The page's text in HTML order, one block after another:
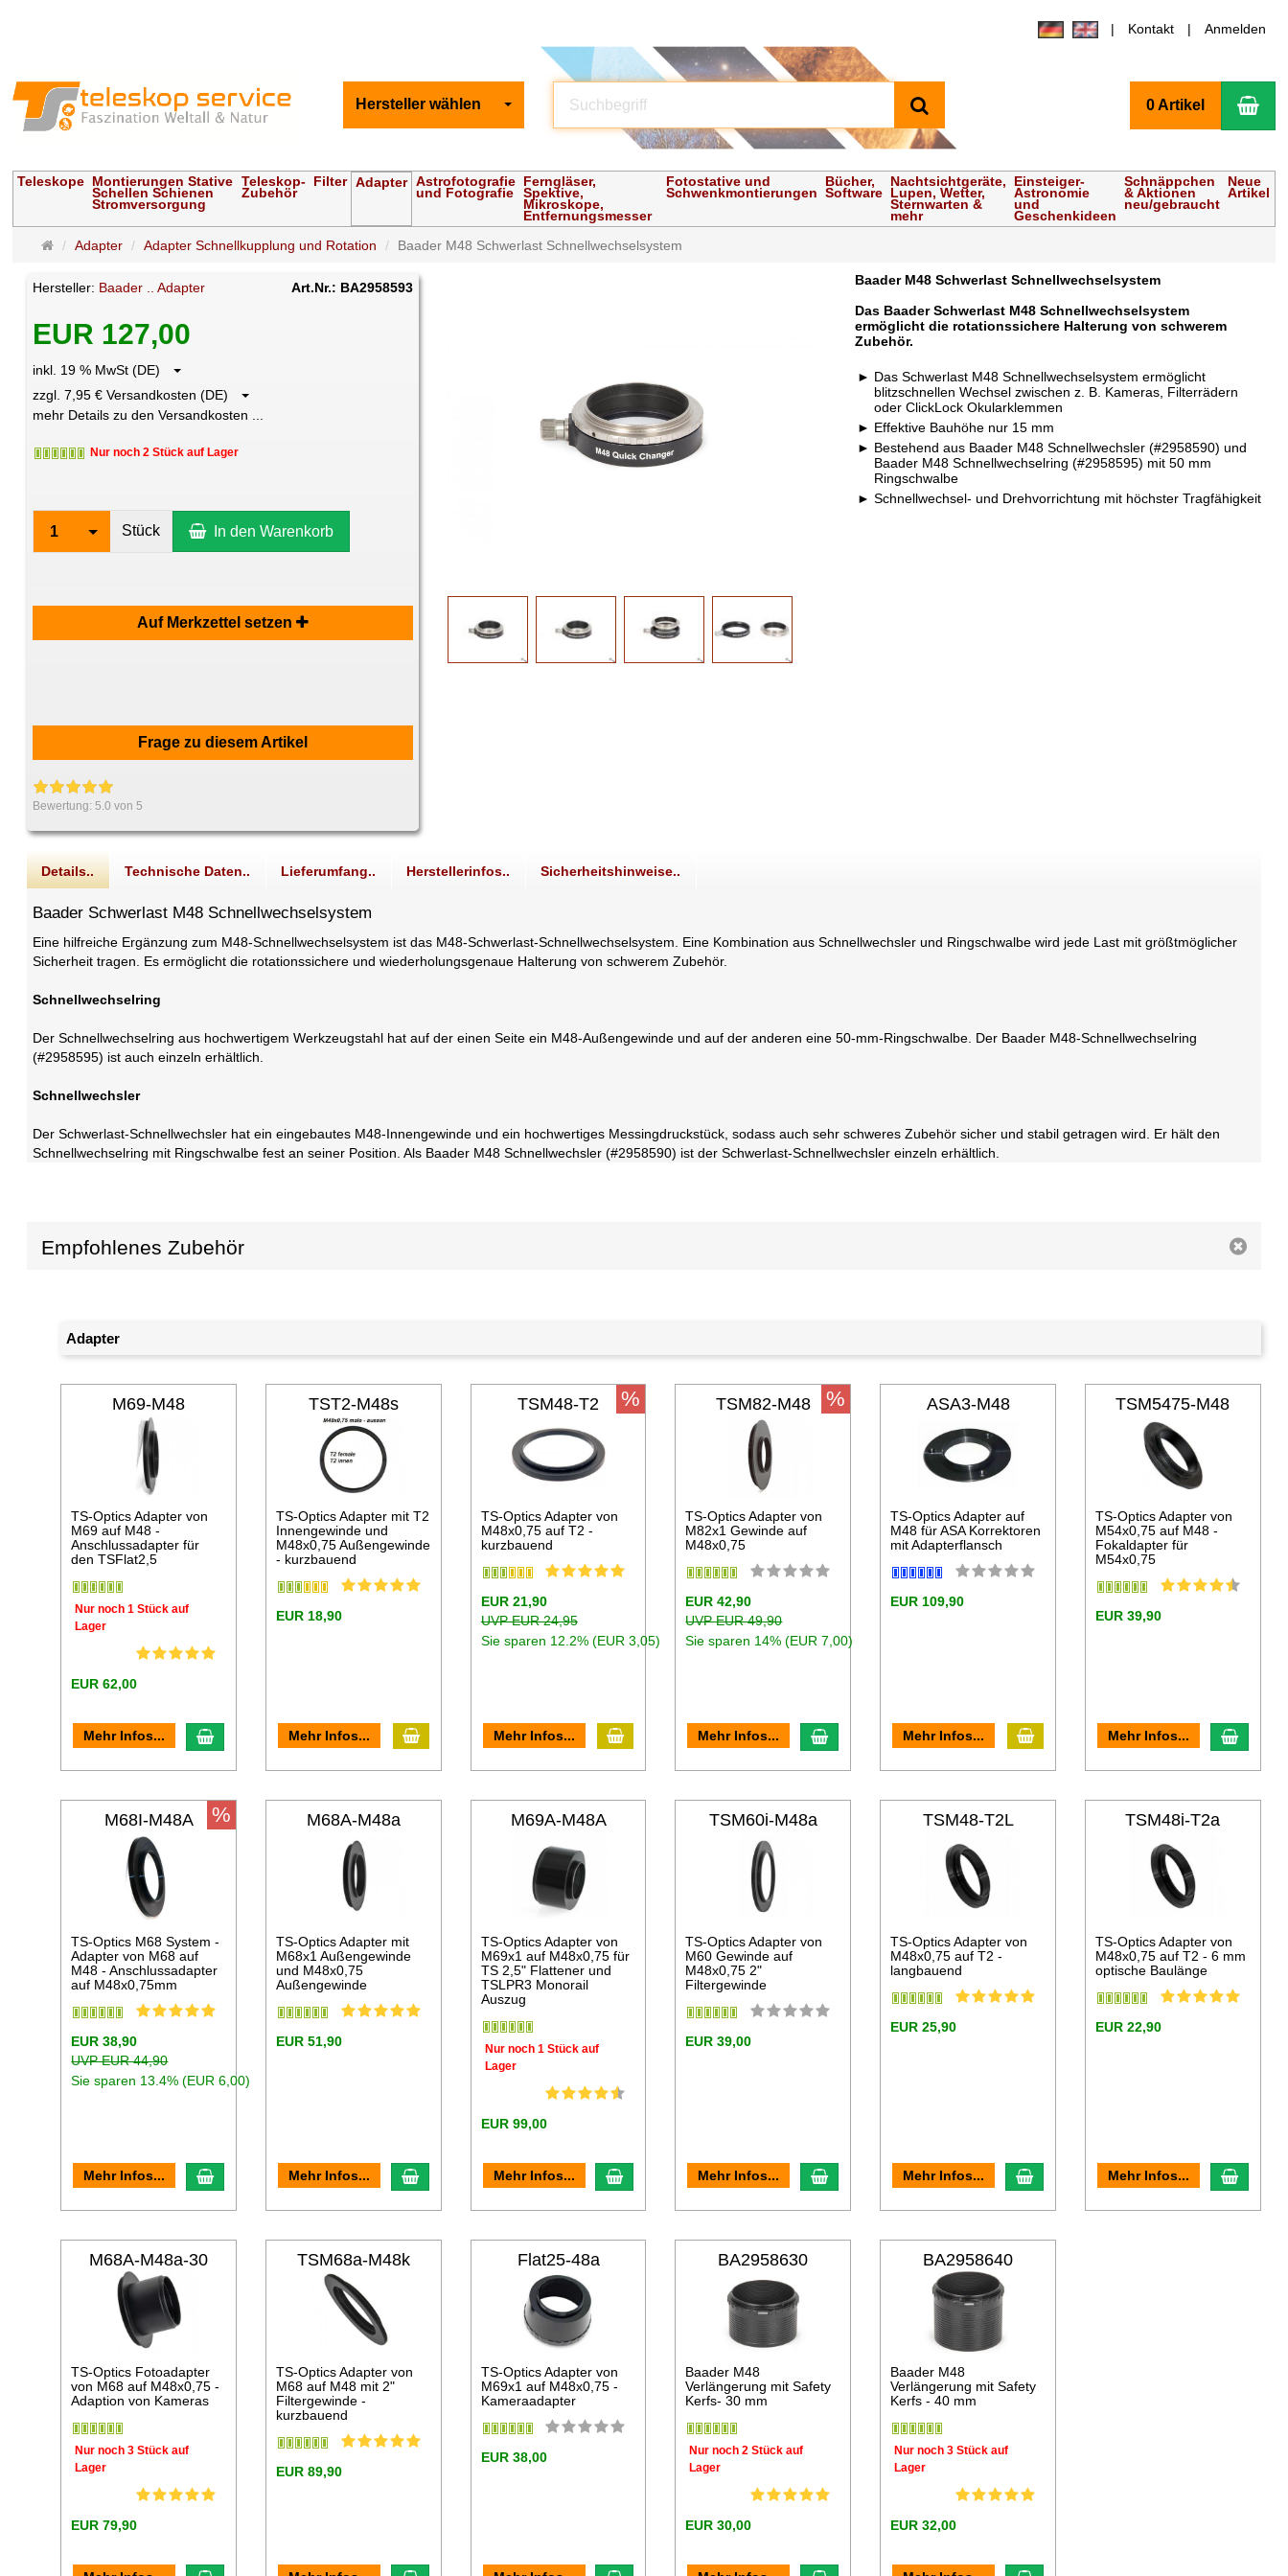
Kontakt Anmelden
Hersteller wählen 0 Artikel
Teleskope Montierungen Stative
Schellen Schienen
Stromversorgung
Teleskop-
Zubehör
Filter Adapter Astrofotografie
und Fotografie
Ferngläser,
Spektive,
Mikroskope,
Entfernungsmesser
Fotostative und
Schwenkmontierungen
Bücher,
Software
Nachtsichtgeräte,
Lupen, Wetter,
Sternwarten &
mehr
Einsteiger-
Astronomie
und
Geschenkideen
Schnäppchen
& Aktionen
neu/gebraucht
Neue
Artikel
Startseite
Adapter Adapter Schnellkupplung und Rotation Baader M48 Schwerlast Schnellwechselsystem
Hersteller: Baader .. Adapter Art.Nr.: BA2958593
EUR 127,00
inkl. 19 % MwSt (DE)
zzgl. 7,95 € Versandkosten (DE)
mehr Details zu den Versandkosten ...
Nur noch 2 Stück auf Lager
1 Stück In den Warenkorb
Auf Merkzettel setzen
Frage zu diesem Artikel
Bewertung:5.0 von 5
Baader M48 Schwerlast Schnellwechselsystem
Das Baader Schwerlast M48 Schnellwechselsystem
ermöglicht die rotationssichere Halterung von schwerem
Zubehör.
Das Schwerlast M48 Schnellwechselsystem ermöglicht
blitzschnellen Wechsel zwischen z. B. Kameras, Filterrädern
oder ClickLock Okularklemmen
Effektive Bauhöhe nur 15 mm
Bestehend aus Baader M48 Schnellwechsler (#2958590) und
Baader M48 Schnellwechselring (#2958595) mit 50 mm
Ringschwalbe
Schnellwechsel- und Drehvorrichtung mit höchster Tragfähigkeit
Details.. Technische Daten.. Lieferumfang.. Herstellerinfos.. Sicherheitshinweise..
Baader Schwerlast M48 Schnellwechselsystem
Eine hilfreiche Ergänzung zum M48-Schnellwechselsystem ist das M48-Schwerlast-Schnellwechselsystem. Eine Kombination aus Schnellwechsler und Ringschwalbe wird jede Last mit größtmöglicher
Sicherheit tragen. Es ermöglicht die rotationssichere und wiederholungsgenaue Halterung von schwerem Zubehör.
Schnellwechselring
Der Schnellwechselring aus hochwertigem Werkzeugstahl hat auf der einen Seite ein M48-Außengewinde und auf der anderen eine 50-mm-Ringschwalbe. Der Baader M48-Schnellwechselring
(#2958595) ist auch einzeln erhältlich.
Schnellwechsler
Der Schwerlast-Schnellwechsler hat ein eingebautes M48-Innengewinde und ein hochwertiges Messingdruckstück, sodass auch sehr schweres Zubehör sicher und stabil getragen wird. Er hält den
Schnellwechselring mit Ringschwalbe fest an seiner Position. Als Baader M48 Schnellwechsler (#2958590) ist der Schwerlast-Schnellwechsler einzeln erhältlich.
Empfohlenes Zubehör
Adapter
M69-M48
TS-Optics Adapter von
M69 auf M48 -
Anschlussadapter für
den TSFlat2,5
Nur noch 1 Stück auf
Lager
EUR 62,00
Mehr Infos... In den Warenkorb
TST2-M48s
TS-Optics Adapter mit T2
Innengewinde und
M48x0,75 Außengewinde
- kurzbauend
EUR 18,90
Mehr Infos... In den Warenkorb
TSM48-T2
TS-Optics Adapter von
M48x0,75 auf T2 -
kurzbauend
EUR 21,90
UVP EUR 24,95
Sie sparen 12.2% (EUR 3,05)
Mehr Infos... In den Warenkorb
% TSM82-M48
TS-Optics Adapter von
M82x1 Gewinde auf
M48x0,75
EUR 42,90
UVP EUR 49,90
Sie sparen 14% (EUR 7,00)
Mehr Infos... In den Warenkorb
% ASA3-M48
TS-Optics Adapter auf
M48 für ASA Korrektoren
mit Adapterflansch
EUR 109,90
Mehr Infos... In den Warenkorb
TSM5475-M48
TS-Optics Adapter von
M54x0,75 auf M48 -
Fokaldapter für
M54x0,75
EUR 39,90
Mehr Infos... In den
M68I-M48A
TS-Optics M68 System -
Adapter von M68 auf
M48 - Anschlussadapter
auf M48x0,75mm
EUR 38,90
UVP EUR 44,90
Sie sparen 13.4% (EUR 6,00)
Mehr Infos... In den Warenkorb
% M68A-M48a
TS-Optics Adapter mit
M68x1 Außengewinde
und M48x0,75
Außengewinde
EUR 51,90
Mehr Infos... In den Warenkorb
M69A-M48A
TS-Optics Adapter von
M69x1 auf M48x0,75 für
TS 2,5" Flattener und
TSLPR3 Monorail
Auszug
Nur noch 1 Stück auf
Lager
EUR 99,00
Mehr Infos... In den Warenkorb
TSM60i-M48a
TS-Optics Adapter von
M60 Gewinde auf
M48x0,75 2"
Filtergewinde
EUR 39,00
Mehr Infos... In den Warenkorb
TSM48-T2L
TS-Optics Adapter von
M48x0,75 auf T2 -
langbauend
EUR 25,90
Mehr Infos... In den Warenkorb
TSM48i-T2a
TS-Optics Adapter von
M48x0,75 auf T2 - 6 mm
optische Baulänge
EUR 22,90
Mehr Infos... In den
M68A-M48a-30
TS-Optics Fotoadapter
von M68 auf M48x0,75 -
Adaption von Kameras
Nur noch 3 Stück auf
Lager
EUR 79,90
TSM68a-M48k
TS-Optics Adapter von
M68 auf M48 mit 2"
Filtergewinde -
kurzbauend
EUR 89,90
Flat25-48a
TS-Optics Adapter von
M69x1 auf M48x0,75 -
Kameraadapter
EUR 38,00
BA2958630
Baader M48
Verlängerung mit Safety
Kerfs- 30 mm
Nur noch 2 Stück auf
Lager
EUR 30,00
BA2958640
Baader M48
Verlängerung mit Safety
Kerfs - 40 mm
Nur noch 3 Stück auf
Lager
EUR 32,00